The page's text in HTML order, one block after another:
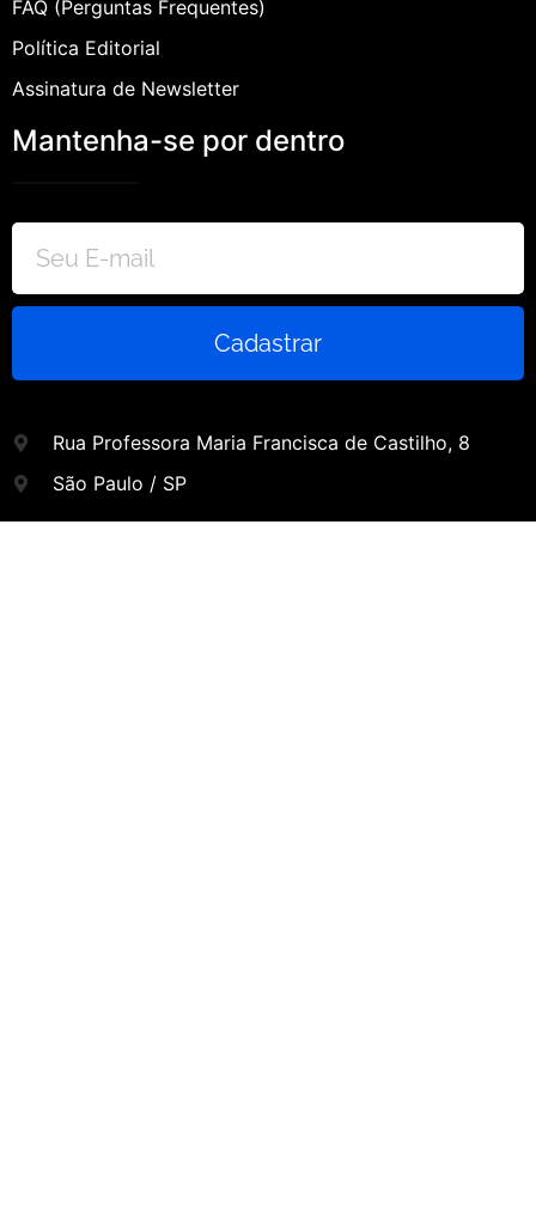
FAQ (Perguntas Frequentes)
Política Editorial
Assinatura de Newsletter
Mantenha-se por dentro
Cadastrar
Rua Professora Maria Francisca de Castilho, 8
São Paulo / SP